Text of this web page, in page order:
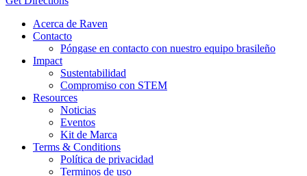
Acerca de Raven
Contacto
Póngase en contacto con nuestro equipo brasileño
Impact
Sustentabilidad
Compromiso con STEM
Resources
Noticias
Eventos
Kit de Marca
Terms & Conditions
Política de privacidad
Terminos de uso